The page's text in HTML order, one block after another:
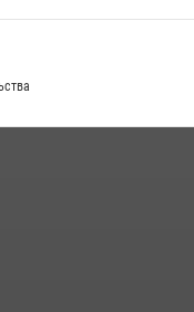
«России - Белгород»